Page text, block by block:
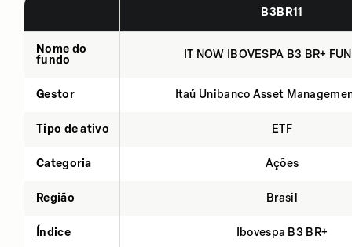
B3BR11
Nome do
fundo
IT NOW IBOVESPA B3 BR+
Gestor Itaú Unibanco Asset
Tipo de ativo ETF
Categoria Ações
Região Brasil
Índice Ibovespa B3 BR+